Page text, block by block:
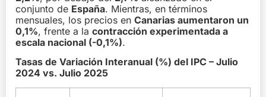
conjunto de España. Mientras, en términos
mensuales, los precios en Canarias aumentaron un
0,1%, frente a la contracción experimentada a
escala nacional (-0,1%).
Tasas de Variación Interanual (%) del IPC – Julio
2024 vs. Julio 2025